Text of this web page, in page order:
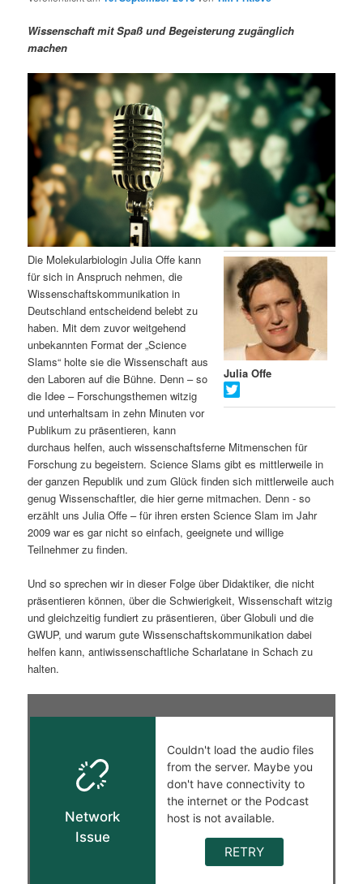
ä
r
e
I
n
h
a
l
t
s
p
r
i
n
g
e
n
n
d
ä
e
n
I
n
h
a
l
t
s
p
r
i
n
g
e
n
n
v
i
g
t
i
o
Wissenschaft mit Spaß und Begeisterung zugänglich
machen
Julia Offe
Die Molekularbiologin Julia Offe kann
für sich in Anspruch nehmen, die
Wissenschaftskommunikation in
Deutschland entscheidend belebt zu
haben. Mit dem zuvor weitgehend
unbekannten Format der „Science
Slams“ holte sie die Wissenschaft aus
den Laboren auf die Bühne. Denn – so
die Idee – Forschungsthemen witzig
und unterhaltsam in zehn Minuten vor
Publikum zu präsentieren, kann
durchaus helfen, auch wissenschaftsferne Mitmenschen für
Forschung zu begeistern. Science Slams gibt es mittlerweile in
der ganzen Republik und zum Glück finden sich mittlerweile auch
genug Wissenschaftler, die hier gerne mitmachen. Denn - so
erzählt uns Julia Offe – für ihren ersten Science Slam im Jahr
2009 war es gar nicht so einfach, geeignete und willige
Teilnehmer zu finden.
Und so sprechen wir in dieser Folge über Didaktiker, die nicht
präsentieren können, über die Schwierigkeit, Wissenschaft witzig
und gleichzeitig fundiert zu präsentieren, über Globuli und die
GWUP, und warum gute Wissenschaftskommunikation dabei
helfen kann, antiwissenschaftliche Scharlatane in Schach zu
halten.